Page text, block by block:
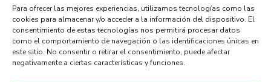
Para ofrecer las mejores experiencias, utilizamos tecnologías como las
cookies para almacenar y/o acceder a la información del dispositivo. El
consentimiento de estas tecnologías nos permitirá procesar datos
como el comportamiento de navegación o las identificaciones únicas en
este sitio. No consentir o retirar el consentimiento, puede afectar
negativamente a ciertas características y funciones.